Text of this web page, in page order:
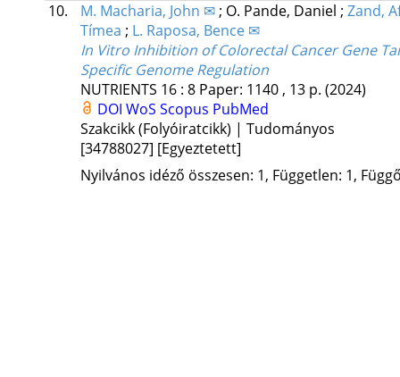
10.
M. Macharia, John ✉; O. Pande, Daniel ; Zand,
Tímea ; L. Raposa, Bence ✉
In Vitro Inhibition of Colorectal Cancer Gene
Specific Genome Regulation
NUTRIENTS 16: 8 Paper: 1140 , 13 p. (2024)
DOI WoS Scopus PubMed
Szakcikk (Folyóiratcikk) | Tudományos
[34788027] [Egyeztetett]
Nyilvános idéző összesen: 1, Független: 1,